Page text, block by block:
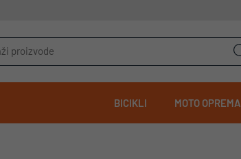
BICIKLI MOTO OPREMA